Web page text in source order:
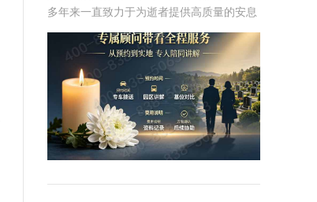
多年来一直致力于为逝者提供高质量的安息
之地，并为生者提供全面的殡葬服务。在众
多服务中，墓碑的养护与维护是景仰园陵园
非常重要的一环。为了确保墓碑的长期美观
与稳固，景